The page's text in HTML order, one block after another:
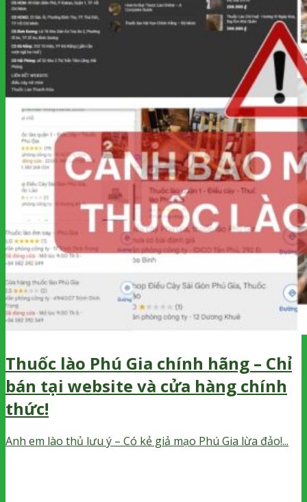
Thuốc lào Phú Gia chính hãng – Chỉ
bán tại website và cửa hàng chính
thức!
Anh em lào thủ lưu ý – Có kẻ giả mạo Phú Gia lừa đảo!...